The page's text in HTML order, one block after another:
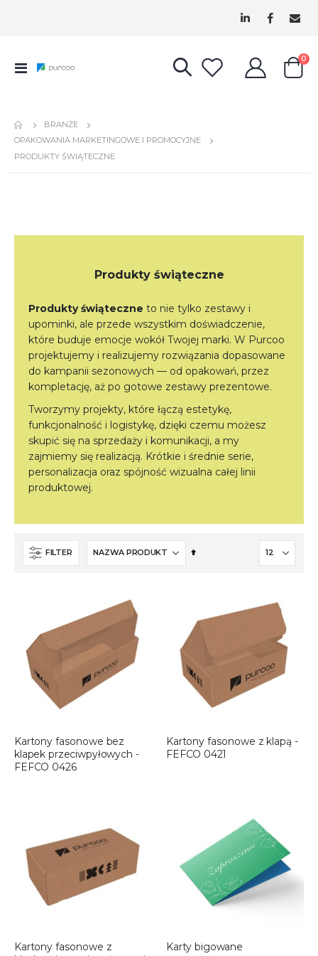
Przełącznik
Cart
0
BRANŻE
OPAKOWANIA MARKETINGOWE I PROMOCYJNE
PRODUKTY ŚWIĄTECZNE
Produkty świąteczne
Produkty świąteczne to nie tylko zestawy i
upominki, ale przede wszystkim doświadczenie,
które buduje emocje wokół Twojej marki. W Purcoo
projektujemy i realizujemy rozwiązania dopasowane
do kampanii sezonowych — od opakowań, przez
kompletację, aż po gotowe zestawy prezentowe.
Tworzymy projekty, które łączą estetykę,
funkcjonalność i logistykę, dzięki czemu możesz
skupić się na sprzedaży i komunikacji, a my
zajmiemy się realizacją. Krótkie i średnie serie,
personalizacja oraz spójność wizualna całej linii
produktowej.
FILTER
Ustaw
Kartony fasonowe bez
klapek przeciwpyłowych -
FEFCO 0426
Kartony fasonowe z klapą -
FEFCO 0421
Kartony fasonowe z
Karty bigowane